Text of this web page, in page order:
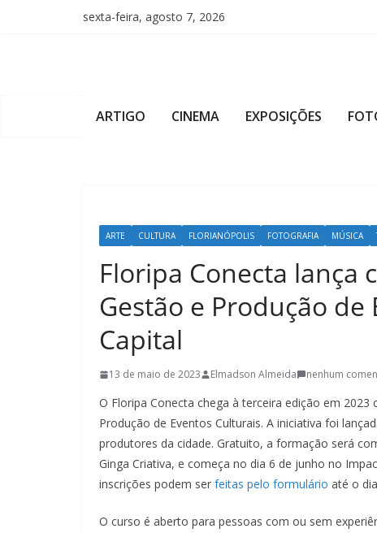
sexta-feira, agosto 7, 2026
ARTIGO CINEMA EXPOSIÇÕES
ARTE CULTURA FLORIANÓPOLIS FOTOGRAFIA MÚSICA
Floripa Conecta lança
Gestão e Produção
Capital
13 de maio de 2023 Elmadson Almeida nenhum
O Floripa Conecta chega à terceira edição em
Produção de Eventos Culturais. A iniciativa foi
produtores da cidade. Gratuito, a formação será
Ginga Criativa, e começa no dia 6 de junho no
inscrições podem ser feitas pelo formulário até o
O curso é aberto para pessoas com ou sem